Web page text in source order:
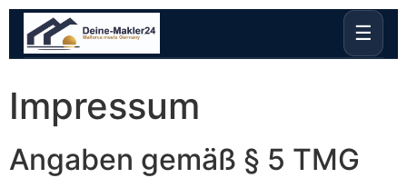
☰
Impressum
Angaben gemäß § 5 TMG